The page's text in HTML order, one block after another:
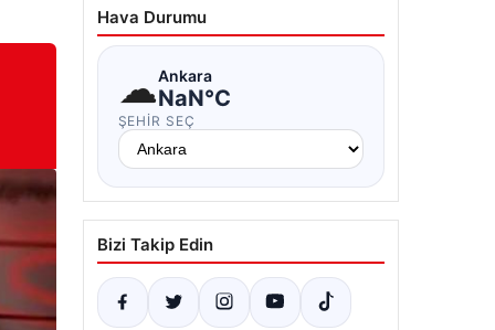
Hava Durumu
☁Ankara
NaN°C
ŞEHIR SEÇ
Bizi Takip Edin